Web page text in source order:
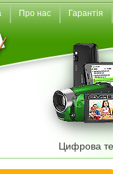
Про нас Гарантія
Цифрова